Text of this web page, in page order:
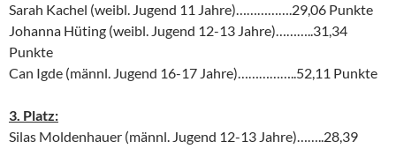
Sarah Kachel (weibl. Jugend 11 Jahre)…………….29,06 Punkte
Johanna Hüting (weibl. Jugend 12-13 Jahre)………..31,34
Punkte
Can Igde (männl. Jugend 16-17 Jahre)……………..52,11 Punkte
3. Platz:
Silas Moldenhauer (männl. Jugend 12-13 Jahre)……..28,39